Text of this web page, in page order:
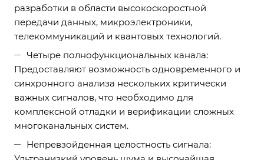
разработки в области высокоскоростной
передачи данных, микроэлектроники,
телекоммуникаций и квантовых технологий.
Четыре полнофункциональных канала:
Предоставляют возможность одновременного и
синхронного анализа нескольких критически
важных сигналов, что необходимо для
комплексной отладки и верификации сложных
многоканальных систем.
Непревзойденная целостность сигнала: